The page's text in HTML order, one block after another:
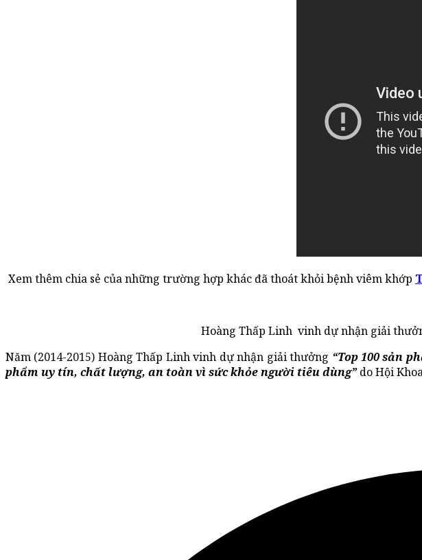
Xem thêm chia sẻ của những trường hợp khác đã thoát khỏi bệnh viêm khớp
Hoàng Thấp Linh vinh dự nhận giải
Năm (2014-2015) Hoàng Thấp Linh vinh dự nhận giải thưởng “Top 100 sản
phẩm uy tín, chất lượng, an toàn vì sức khỏe người tiêu dùng”do Hội